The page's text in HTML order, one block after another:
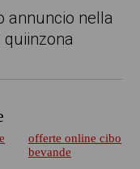
annuncio nella
offerte online cibo
bevande